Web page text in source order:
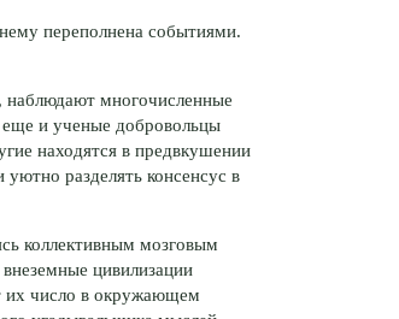
переполнена событиями.
многочисленные
и ученые добровольцы
находятся в предвкушении
разделять консенсус в
коллективным мозговым
цивилизации
их число в окружающем